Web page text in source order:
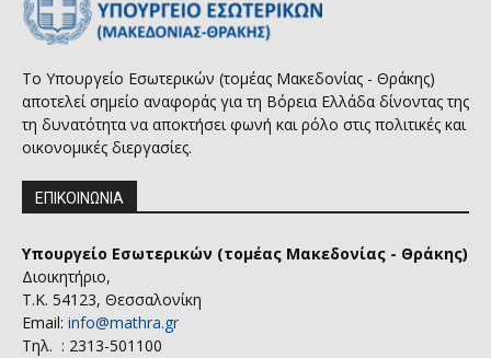
Το Υπουργείο Εσωτερικών (τομέας Μακεδονίας - Θράκης)
αποτελεί σημείο αναφοράς για τη Βόρεια Ελλάδα δίνοντας της
τη δυνατότητα να αποκτήσει φωνή και ρόλο στις πολιτικές και
οικονομικές διεργασίες.
ΕΠΙΚΟΙΝΩΝΙΑ
Υπουργείο Εσωτερικών (τομέας Μακεδονίας - Θράκης)
Διοικητήριο,
Τ.Κ. 54123, Θεσσαλονίκη
Email: info@mathra.gr
Τηλ. : 2313-501100